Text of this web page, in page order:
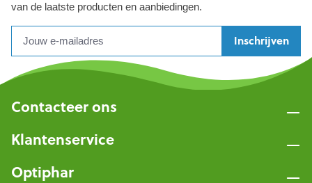
van de laatste producten en aanbiedingen.
Inschrijven
Contacteer ons
Klantenservice
Optiphar